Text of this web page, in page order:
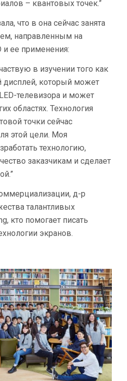
– квантовых точек.”
что в она сейчас занята
направленным на
и ее применения:
в изучении того как
дисплей, который может
телевизора и может
областях. Технология
точки сейчас
этой цели. Моя
технологию,
заказчикам и сделает
д-р
талантливых
кто помогает писать
экранов.